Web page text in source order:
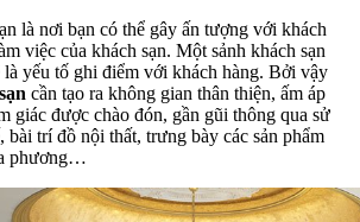
là nơi bạn có thể gây ấn tượng với khách
việc của khách sạn. Một sảnh khách sạn
là yếu tố ghi điểm với khách hàng. Bởi vậy
cần tạo ra không gian thân thiện, ấm áp
giác được chào đón, gần gũi thông qua sử
bài trí đồ nội thất, trưng bày các sản phẩm
phương…